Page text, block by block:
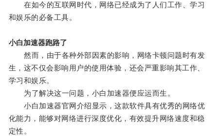
在如今的互联网时代，网络已经成为了人们工作、学习
和娱乐的必备工具。
小白加速器跑路了
然而，由于各种外部因素的影响，网络卡顿问题时有发
生，这不仅会影响用户的使用体验，还会严重影响其工作、
学习和娱乐。
为了解决这一问题，小白加速器便应运而生。
小白加速器官网介绍显示，这款软件具有优秀的网络优
化能力，能够对网络进行深度优化，有效提升网络速度和稳
定性。